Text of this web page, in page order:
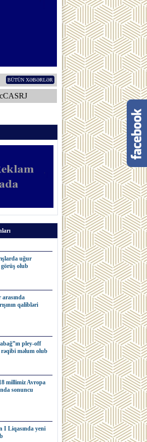
BÜTÜN XƏBƏRLƏR
uğur
görüş olub
arasında
qalibləri
pley-off
rəqibi məlum olub
millimiz Avropa
sonuncu
I Liqasında yeni